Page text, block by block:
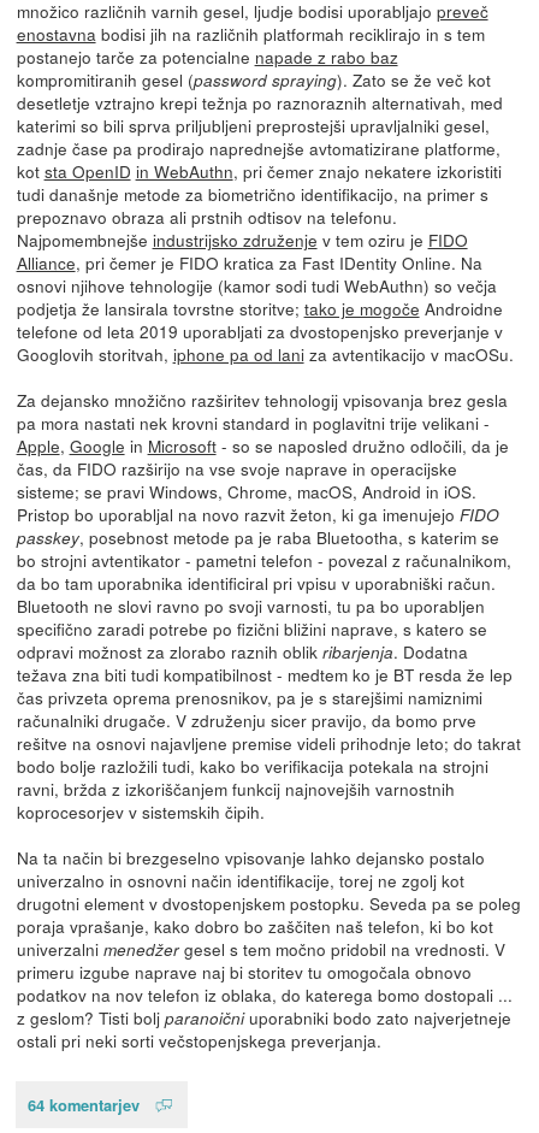
množico različnih varnih gesel, ljudje bodisi uporabljajo preveč
enostavnabodisi jih na različnih platformah reciklirajo in s tem
postanejo tarče za potencialne napade z rabo baz
kompromitiranih gesel (password spraying). Zato se že več kot
desetletje vztrajno krepi težnja po raznoraznih alternativah, med
katerimi so bili sprva priljubljeni preprostejši upravljalniki gesel,
zadnje čase pa prodirajo naprednejše avtomatizirane platforme,
kot sta OpenID in WebAuthn, pri čemer znajo nekatere izkoristiti
tudi današnje metode za biometrično identifikacijo, na primer s
prepoznavo obraza ali prstnih odtisov na telefonu.
Najpomembnejše industrijsko združenje v tem oziru je FIDO
Alliance, pri čemer je FIDO kratica za Fast IDentity Online. Na
osnovi njihove tehnologije (kamor sodi tudi WebAuthn) so večja
podjetja že lansirala tovrstne storitve; tako je mogoče Androidne
telefone od leta 2019 uporabljati za dvostopenjsko preverjanje v
Googlovih storitvah, iphone pa od laniza avtentikacijo v macOSu.
Za dejansko množično razširitev tehnologij vpisovanja brez gesla
pa mora nastati nek krovni standard in poglavitni trije velikani -
Apple, Google in Microsoft- so se naposled družno odločili, da je
čas, da FIDO razširijo na vse svoje naprave in operacijske
sisteme; se pravi Windows, Chrome, macOS, Android in iOS.
Pristop bo uporabljal na novo razvit žeton, ki ga imenujejo FIDO
passkey, posebnost metode pa je raba Bluetootha, s katerim se
bo strojni avtentikator - pametni telefon - povezal z računalnikom,
da bo tam uporabnika identificiral pri vpisu v uporabniški račun.
Bluetooth ne slovi ravno po svoji varnosti, tu pa bo uporabljen
specifično zaradi potrebe po fizični bližini naprave, s katero se
odpravi možnost za zlorabo raznih oblik ribarjenja. Dodatna
težava zna biti tudi kompatibilnost - medtem ko je BT resda že lep
čas privzeta oprema prenosnikov, pa je s starejšimi namiznimi
računalniki drugače. V združenju sicer pravijo, da bomo prve
rešitve na osnovi najavljene premise videli prihodnje leto; do takrat
bodo bolje razložili tudi, kako bo verifikacija potekala na strojni
ravni, bržda z izkoriščanjem funkcij najnovejših varnostnih
koprocesorjev v sistemskih čipih.
Na ta način bi brezgeselno vpisovanje lahko dejansko postalo
univerzalno in osnovni način identifikacije, torej ne zgolj kot
drugotni element v dvostopenjskem postopku. Seveda pa se poleg
poraja vprašanje, kako dobro bo zaščiten naš telefon, ki bo kot
univerzalni menedžergesel s tem močno pridobil na vrednosti. V
primeru izgube naprave naj bi storitev tu omogočala obnovo
podatkov na nov telefon iz oblaka, do katerega bomo dostopali ...
z geslom? Tisti bolj paranoičniuporabniki bodo zato najverjetneje
ostali pri neki sorti večstopenjskega preverjanja.
64 komentarjev